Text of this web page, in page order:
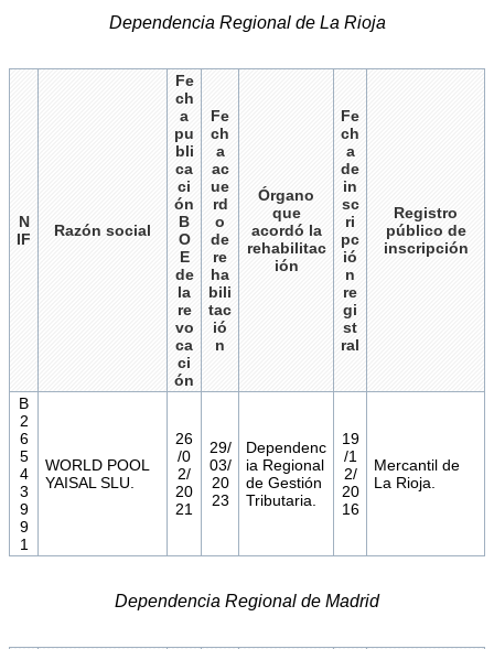
Dependencia Regional de La Rioja
N
IF
Razón social
Fe
ch
a
pu
bli
ca
ci
ón
B
O
E
de
la
re
vo
ca
ci
ón
Fe
ch
a
ac
ue
rd
o
de
re
ha
bili
tac
ió
n
Órgano
que
acordó la
rehabilitac
ión
Fe
ch
a
de
in
sc
ri
pc
ió
n
re
gi
st
ral
Registro
público de
inscripción
B
2
6
5
4
3
9
9
1
WORLD POOL
YAISAL SLU.
26
/0
2/
20
21
29/
03/
20
23
Dependenc
ia Regional
de Gestión
Tributaria.
19
/1
2/
20
16
Mercantil de
La Rioja.
Dependencia Regional de Madrid